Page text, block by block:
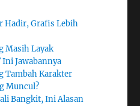
Hadir, Grafis Lebih
Masih Layak
Jawabannya
Tambah Karakter
Muncul?
Bangkit, Ini Alasan